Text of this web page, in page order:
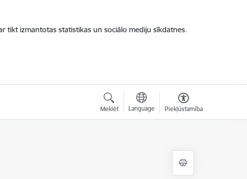
tikt izmantotas statistikas un sociālo mediju sīkdatnes.
Meklēt Language Piekļūstamība